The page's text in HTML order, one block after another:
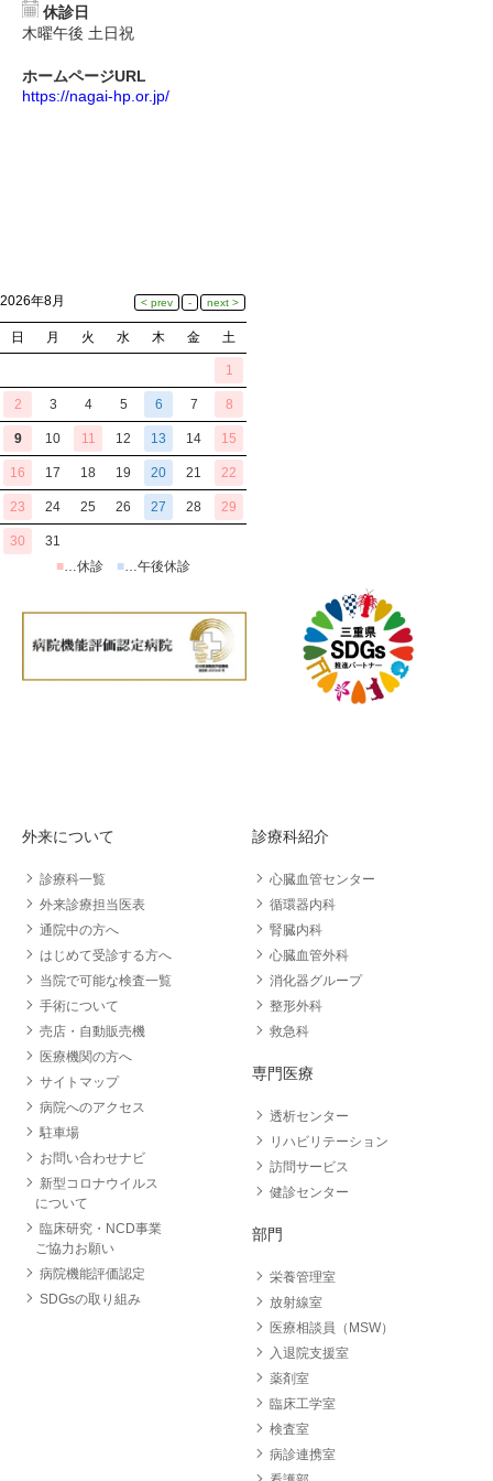
休診日
木曜午後 土日祝
ホームページURL
https://nagai-hp.or.jp/
2026年8月
日 月 火 水 木 金 土
1
2 3 4 5 6 7 8
9 10 11 12 13 14 15
16 17 18 19 20 21 22
23 24 25 26 27 28 29
30
31
■…休診 ■…午後休診
外来について
診療科一覧
外来診療担当医表
通院中の方へ
はじめて受診する方へ
当院で可能な検査一覧
手術について
売店・自動販売機
医療機関の方へ
サイトマップ
病院へのアクセス
駐車場
お問い合わせナビ
新型コロナウイルス
について
臨床研究・NCD事業
ご協力お願い
病院機能評価認定
SDGsの取り組み
診療科紹介
心臓血管センター
循環器内科
腎臓内科
心臓血管外科
消化器グループ
整形外科
救急科
専門医療
透析センター
リハビリテーション
訪問サービス
健診センター
部門
栄養管理室
放射線室
医療相談員（MSW）
入退院支援室
薬剤室
臨床工学室
検査室
病診連携室